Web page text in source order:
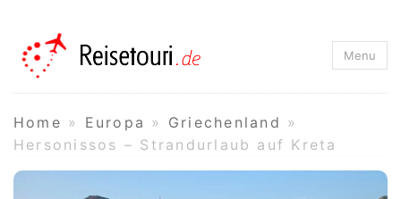
Reisetouri.de
Menu
Home » Europa » Griechenland »
Hersonissos – Strandurlaub auf Kreta